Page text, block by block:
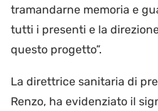
tramandarne memoria e
tutti i presenti e la
questo progetto”.
La direttrice sanitaria di
Renzo, ha evidenziato il